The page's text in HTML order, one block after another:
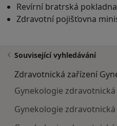
Revírní bratrská
Zdravotní pojišťovna
Související vyhledávání
Zdravotnická zařízení
Gynekologie
Gynekologie